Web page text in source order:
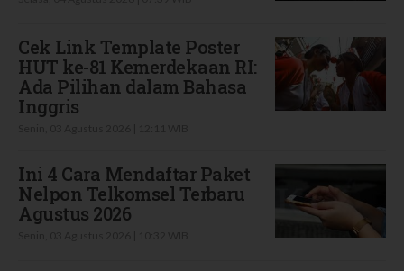
Cek Link Template Poster
HUT ke-81 Kemerdekaan RI:
Ada Pilihan dalam Bahasa
Inggris
Ini 4 Cara Mendaftar Paket
Nelpon Telkomsel Terbaru
Agustus 2026